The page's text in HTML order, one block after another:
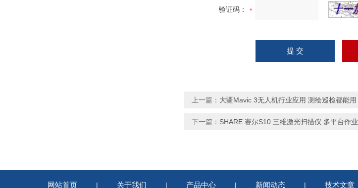
验证码：
上一篇： 大疆Mavic 3无人机行业应用 测绘巡检都能用
下一篇： SHARE 赛尔S10 三维激光扫描仪 多平台作业
网站首页 | 关于我们 | 产品中心 | 新闻动态 | 技术文章